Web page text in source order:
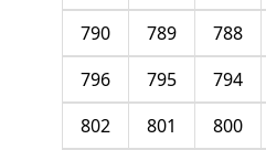
788
789
790
794
795
796
800
801
802